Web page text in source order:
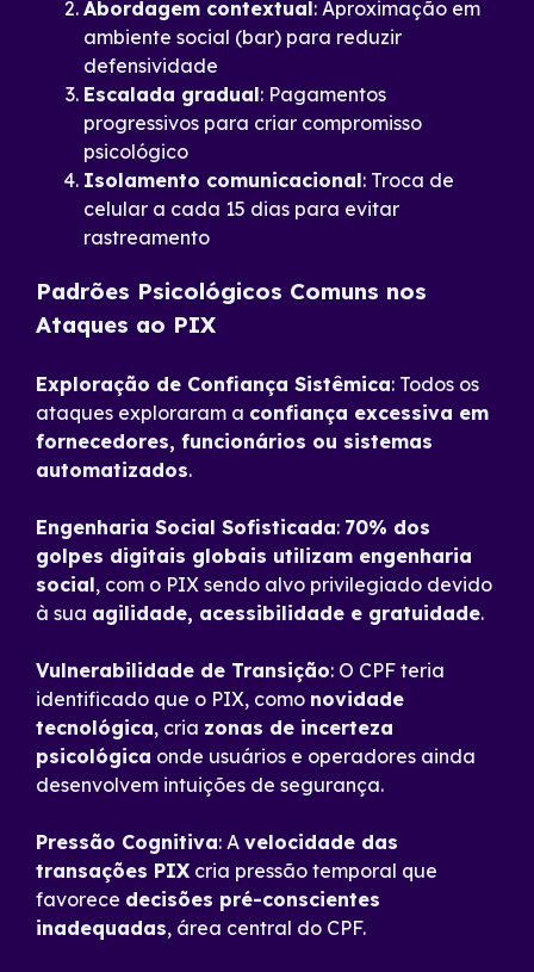
Abordagem contextual: Aproximação em
ambiente social (bar) para reduzir
defensividade
Escalada gradual: Pagamentos
progressivos para criar compromisso
psicológico
Isolamento comunicacional: Troca de
celular a cada 15 dias para evitar
rastreamento
Padrões Psicológicos Comuns nos
Ataques ao PIX
Exploração de Confiança Sistêmica: Todos os
ataques exploraram a confiança excessiva em
fornecedores, funcionários ou sistemas
automatizados.
Engenharia Social Sofisticada: 70% dos
golpes digitais globais utilizam engenharia
social, com o PIX sendo alvo privilegiado devido
à sua agilidade, acessibilidade e gratuidade.
Vulnerabilidade de Transição: O CPF teria
identificado que o PIX, como novidade
tecnológica, cria zonas de incerteza
psicológica onde usuários e operadores ainda
desenvolvem intuições de segurança.
Pressão Cognitiva: A velocidade das
transações PIX cria pressão temporal que
favorece decisões pré-conscientes
inadequadas, área central do CPF.